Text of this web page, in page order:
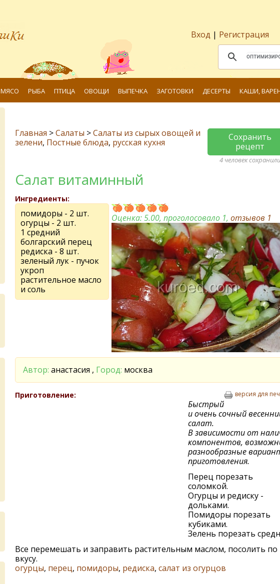
Вход | Регистрация
МЯСО РЫБА ПТИЦА ОВОЩИ ВЫПЕЧКА ЗАГОТОВКИ ДЕСЕРТЫ КАШИ,
Главная >Салаты >Салаты из сырых овощей и
зелени, Постные блюда, русская кухня
Сохранить
рецепт
4 человек сохранили
Cалат витаминный
Ингредиенты:
помидоры - 2 шт.
огурцы - 2 шт.
1 средний
болгарский перец
редиска - 8 шт.
зеленый лук - пучок
укроп
растительное масло
и соль
Оценка:5.00, проголосовало 1,отзывов 1
Автор: анастасия , Город: москва
Приготовление: версия для
Быстрый
и очень сочный
салат.
В зависимости от
компонентов,
разнообразные
приготовления.
Перец порезать
соломкой.
Огурцы и редиску -
дольками.
Помидоры порезать
кубиками.
Зелень порезать
Все перемешать и заправить растительным маслом, посолить по
вкусу.
огурцы, перец, помидоры, редиска, салат из огурцов